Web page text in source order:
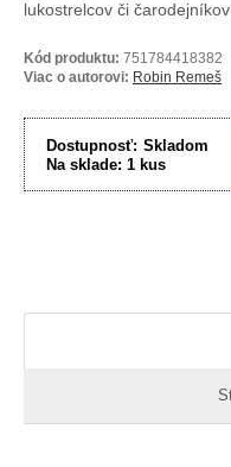
lukostrelcov či
Kód produktu: 751784418382
Viac o autorovi: Robin Remeš
Dostupnosť: Skladom
Na sklade: 1 kus